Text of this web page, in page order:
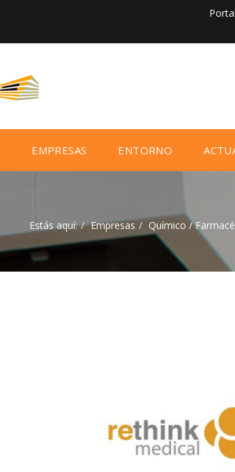
EMPRESAS ENTORNO
Estás aquí: Empresas Químico /